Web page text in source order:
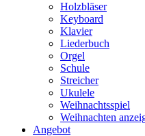
Holzbläser
Keyboard
Klavier
Liederbuch
Orgel
Schule
Streicher
Ukulele
Weihnachtsspiel
Weihnachten
Angebot